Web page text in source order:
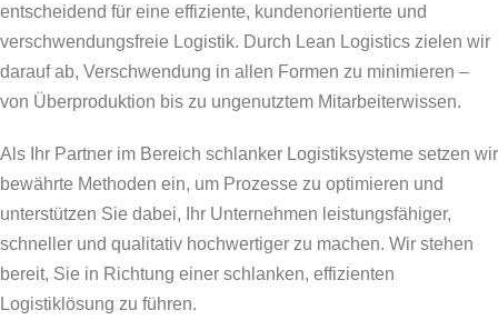
entscheidend für eine effiziente, kundenorientierte und
verschwendungsfreie Logistik. Durch Lean Logistics zielen wir
darauf ab, Verschwendung in allen Formen zu minimieren –
von Überproduktion bis zu ungenutztem Mitarbeiterwissen.
Als Ihr Partner im Bereich schlanker Logistiksysteme setzen wir
bewährte Methoden ein, um Prozesse zu optimieren und
unterstützen Sie dabei, Ihr Unternehmen leistungsfähiger,
schneller und qualitativ hochwertiger zu machen. Wir stehen
bereit, Sie in Richtung einer schlanken, effizienten
Logistiklösung zu führen.